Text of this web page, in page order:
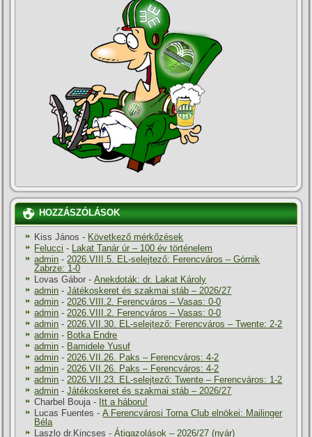
HOZZÁSZÓLÁSOK
Kiss János - Következő mérkőzések
Felucci - Lakat Tanár úr – 100 év történelem
admin -2026.VIII.5. EL-selejtező: Ferencváros – Górnik
Zabrze: 1-0
Lovas Gábor -Anekdoták: dr. Lakat Károly
admin -Játékoskeret és szakmai stáb – 2026/27
admin -2026.VIII.2. Ferencváros – Vasas: 0-0
admin -2026.VIII.2. Ferencváros – Vasas: 0-0
admin -2026.VII.30. EL-selejtező: Ferencváros – Twente: 2-2
admin - Botka Endre
admin - Bamidele Yusuf
admin -2026.VII.26. Paks – Ferencváros: 4-2
admin -2026.VII.26. Paks – Ferencváros: 4-2
admin -2026.VII.23. EL-selejtező: Twente – Ferencváros: 1-2
admin -Játékoskeret és szakmai stáb – 2026/27
Charbel Bouja- Itt a háboru!
Lucas Fuentes -A Ferencvárosi Torna Club elnökei: Mailinger
Béla
Laszlo dr.Kincses -Átigazolások – 2026/27 (nyár)